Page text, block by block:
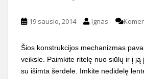
19 sausio, 2014 Ignas
Šios konstrukcijos mecha­nizmas
veiksle. Paimkite ritelę nuo siūlų ir į ją
su iš­imta šerdele. Imkite nedidelę